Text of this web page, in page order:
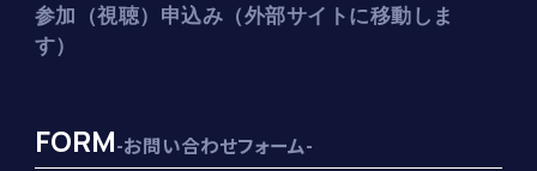
参加（視聴）申込み（外部サイトに移動しま
す）
FORM-お問い合わせフォーム-